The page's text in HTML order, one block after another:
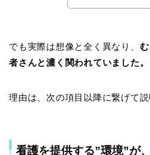
でも実際は想像と全く異なり、
者さんと濃く関われていました。
理由は、次の項目以降に繋げて説
看護を提供する”環境”が